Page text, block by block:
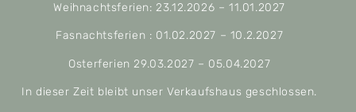
Weihnachtsferien: 23.12.2026 – 11.01.2027
Fasnachtsferien : 01.02.2027 – 10.2.2027
Osterferien 29.03.2027 – 05.04.2027
In dieser Zeit bleibt unser Verkaufshaus geschlossen.